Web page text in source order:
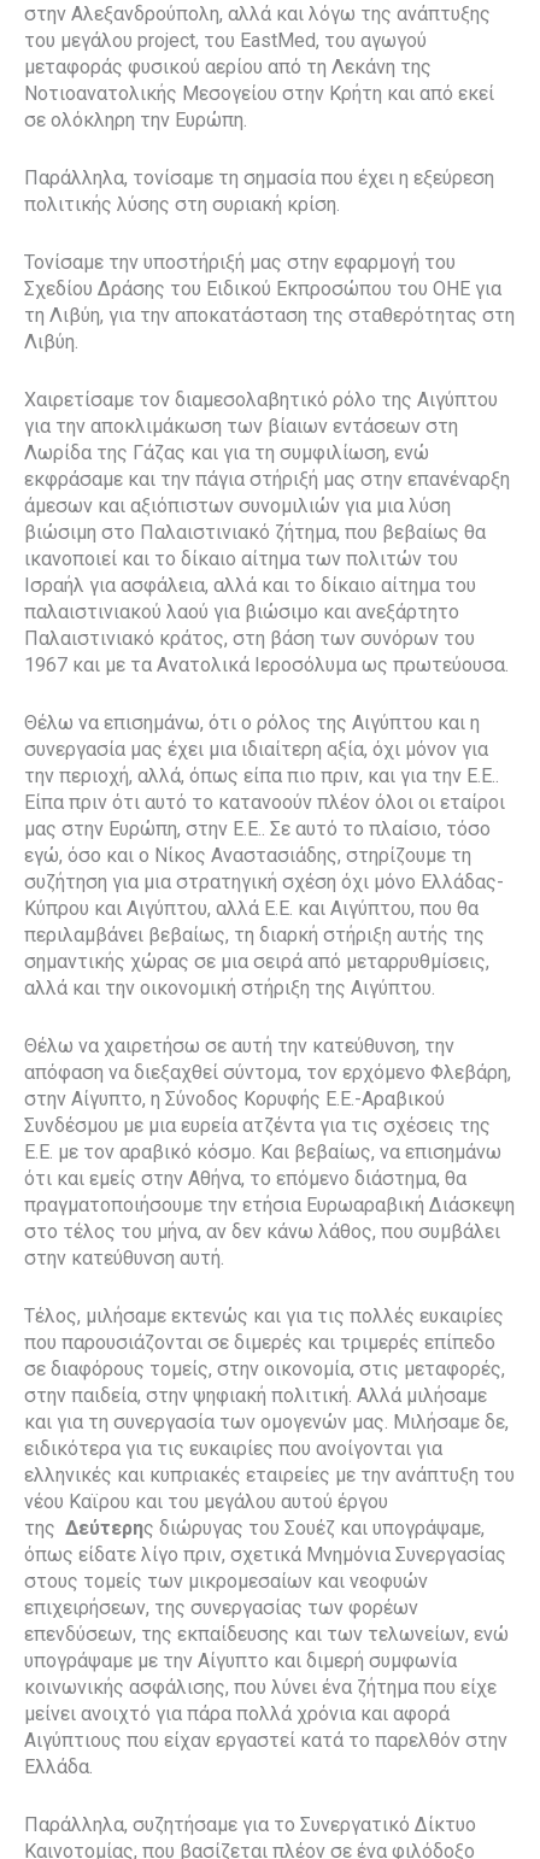
στην Αλεξανδρούπολη, αλλά και λόγω της ανάπτυξης
του μεγάλου project, του EastMed, του αγωγού
μεταφοράς φυσικού αερίου από τη Λεκάνη της
Νοτιοανατολικής Μεσογείου στην Κρήτη και από εκεί
σε ολόκληρη την Ευρώπη.
Παράλληλα, τονίσαμε τη σημασία που έχει η εξεύρεση
πολιτικής λύσης στη συριακή κρίση.
Τονίσαμε την υποστήριξή μας στην εφαρμογή του
Σχεδίου Δράσης του Ειδικού Εκπροσώπου του ΟΗΕ για
τη Λιβύη, για την αποκατάσταση της σταθερότητας στη
Λιβύη.
Χαιρετίσαμε τον διαμεσολαβητικό ρόλο της Αιγύπτου
για την αποκλιμάκωση των βίαιων εντάσεων στη
Λωρίδα της Γάζας και για τη συμφιλίωση, ενώ
εκφράσαμε και την πάγια στήριξή μας στην επανέναρξη
άμεσων και αξιόπιστων συνομιλιών για μια λύση
βιώσιμη στο Παλαιστινιακό ζήτημα, που βεβαίως θα
ικανοποιεί και το δίκαιο αίτημα των πολιτών του
Ισραήλ για ασφάλεια, αλλά και το δίκαιο αίτημα του
παλαιστινιακού λαού για βιώσιμο και ανεξάρτητο
Παλαιστινιακό κράτος, στη βάση των συνόρων του
1967 και με τα Ανατολικά Ιεροσόλυμα ως πρωτεύουσα.
Θέλω να επισημάνω, ότι ο ρόλος της Αιγύπτου και η
συνεργασία μας έχει μια ιδιαίτερη αξία, όχι μόνον για
την περιοχή, αλλά, όπως είπα πιο πριν, και για την Ε.Ε..
Είπα πριν ότι αυτό το κατανοούν πλέον όλοι οι εταίροι
μας στην Ευρώπη, στην Ε.Ε.. Σε αυτό το πλαίσιο, τόσο
εγώ, όσο και ο Νίκος Αναστασιάδης, στηρίζουμε τη
συζήτηση για μια στρατηγική σχέση όχι μόνο Ελλάδας-
Κύπρου και Αιγύπτου, αλλά Ε.Ε. και Αιγύπτου, που θα
περιλαμβάνει βεβαίως, τη διαρκή στήριξη αυτής της
σημαντικής χώρας σε μια σειρά από μεταρρυθμίσεις,
αλλά και την οικονομική στήριξη της Αιγύπτου.
Θέλω να χαιρετήσω σε αυτή την κατεύθυνση, την
απόφαση να διεξαχθεί σύντομα, τον ερχόμενο Φλεβάρη,
στην Αίγυπτο, η Σύνοδος Κορυφής Ε.Ε.-Αραβικού
Συνδέσμου με μια ευρεία ατζέντα για τις σχέσεις της
Ε.Ε. με τον αραβικό κόσμο. Και βεβαίως, να επισημάνω
ότι και εμείς στην Αθήνα, το επόμενο διάστημα, θα
πραγματοποιήσουμε την ετήσια Ευρωαραβική Διάσκεψη
στο τέλος του μήνα, αν δεν κάνω λάθος, που συμβάλει
στην κατεύθυνση αυτή.
Τέλος, μιλήσαμε εκτενώς και για τις πολλές ευκαιρίες
που παρουσιάζονται σε διμερές και τριμερές επίπεδο
σε διαφόρους τομείς, στην οικονομία, στις μεταφορές,
στην παιδεία, στην ψηφιακή πολιτική. Αλλά μιλήσαμε
και για τη συνεργασία των ομογενών μας. Μιλήσαμε δε,
ειδικότερα για τις ευκαιρίες που ανοίγονται για
ελληνικές και κυπριακές εταιρείες με την ανάπτυξη του
νέου Καϊρου και του μεγάλου αυτού έργου
της Δεύτερης διώρυγας του Σουέζ και υπογράψαμε,
όπως είδατε λίγο πριν, σχετικά Μνημόνια Συνεργασίας
στους τομείς των μικρομεσαίων και νεοφυών
επιχειρήσεων, της συνεργασίας των φορέων
επενδύσεων, της εκπαίδευσης και των τελωνείων, ενώ
υπογράψαμε με την Αίγυπτο και διμερή συμφωνία
κοινωνικής ασφάλισης, που λύνει ένα ζήτημα που είχε
μείνει ανοιχτό για πάρα πολλά χρόνια και αφορά
Αιγύπτιους που είχαν εργαστεί κατά το παρελθόν στην
Ελλάδα.
Παράλληλα, συζητήσαμε για το Συνεργατικό Δίκτυο
Καινοτομίας, που βασίζεται πλέον σε ένα φιλόδοξο